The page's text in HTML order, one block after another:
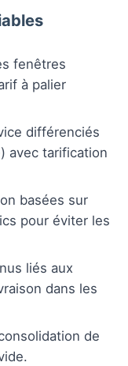
fenêtres
à palier
différenciés
avec tarification
basées sur
pour éviter les
liés aux
dans les
de